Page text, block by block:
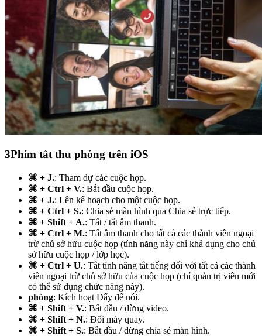
3Phím tắt thu phóng trên iOS
⌘ + J.: Tham dự các cuộc họp.
⌘ + Ctrl + V.: Bắt đầu cuộc họp.
⌘ + J.: Lên kế hoạch cho một cuộc họp.
⌘ + Ctrl + S.: Chia sẻ màn hình qua Chia sẻ trực tiếp.
⌘ + Shift + A.: Tắt / tắt âm thanh.
⌘ + Ctrl + M.: Tắt âm thanh cho tất cả các thành viên ngoại
trừ chủ sở hữu cuộc họp (tính năng này chỉ khả dụng cho chủ
sở hữu cuộc họp / lớp học).
⌘ + Ctrl + U.: Tắt tính năng tắt tiếng đối với tất cả các thành
viên ngoại trừ chủ sở hữu của cuộc họp (chỉ quản trị viên mới
có thể sử dụng chức năng này).
phòng: Kích hoạt Đẩy để nói.
⌘ + Shift + V.: Bắt đầu / dừng video.
⌘ + Shift + N.: Đổi máy quay.
⌘ + Shift + S.: Bắt đầu / dừng chia sẻ màn hình.